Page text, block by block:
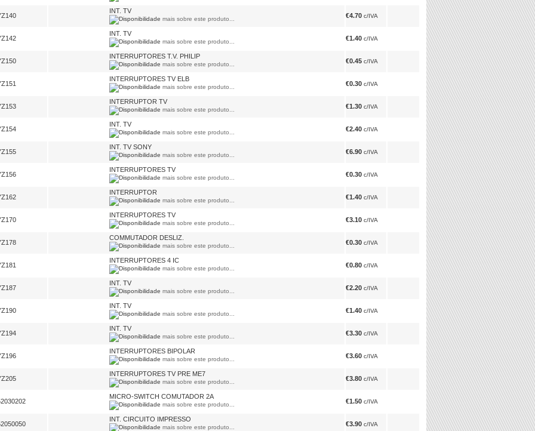
INT. TV
mais sobre este produto... €4.70 c/IVA
INT. TV
mais sobre este produto... €1.40 c/IVA
INTERRUPTORES T.V. PHILIP
mais sobre este produto... €0.45 c/IVA
INTERRUPTORES TV ELB
mais sobre este produto... €0.30 c/IVA
INTERRUPTOR TV
mais sobre este produto... €1.30 c/IVA
INT. TV
mais sobre este produto... €2.40 c/IVA
INT. TV SONY
mais sobre este produto... €6.90 c/IVA
INTERRUPTORES TV
mais sobre este produto... €0.30 c/IVA
INTERRUPTOR
mais sobre este produto... €1.40 c/IVA
INTERRUPTORES TV
mais sobre este produto... €3.10 c/IVA
COMMUTADOR DESLIZ.
mais sobre este produto... €0.30 c/IVA
INTERRUPTORES 4 IC
mais sobre este produto... €0.80 c/IVA
INT. TV
mais sobre este produto... €2.20 c/IVA
INT. TV
mais sobre este produto... €1.40 c/IVA
INT. TV
mais sobre este produto... €3.30 c/IVA
INTERRUPTORES BIPOLAR
mais sobre este produto... €3.60 c/IVA
INTERRUPTORES TV PRE ME7
mais sobre este produto... €3.80 c/IVA
MICRO-SWITCH COMUTADOR 2A
mais sobre este produto... €1.50 c/IVA
INT. CIRCUITO IMPRESSO
mais sobre este produto... €3.90 c/IVA